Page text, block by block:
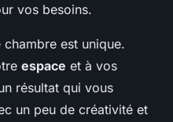
vos besoins.
est unique.
espace et à vos
résultat qui vous
un peu de créativité et